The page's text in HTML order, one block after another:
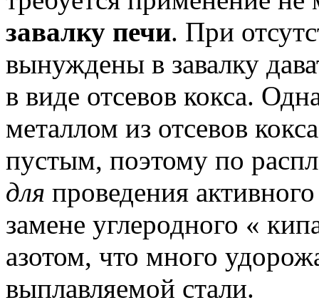
завалку печи. При
вынуждены в завалку
в виде отсевов кокса.
металлом из отсевов
пустым, поэтому по
для проведения
замене углеродного «
азотом, что много
выплавляемой стали.